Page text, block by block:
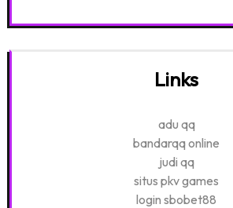
Links
adu qq
bandarqq online
judi qq
situs pkv games
login sbobet88